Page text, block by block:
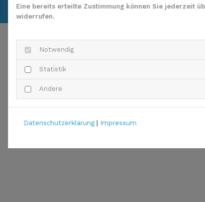
Eine bereits erteilte Zustimmung können Sie jederzeit
widerrufen.
Notwendig
Statistik
Andere
Datenschutzerklärung | Impressum